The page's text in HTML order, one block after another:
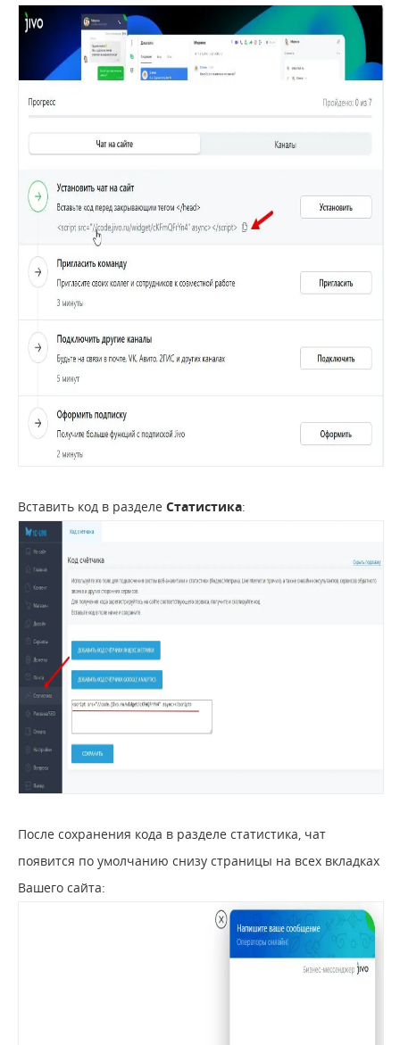
Вставить код в разделе Статистика:
После сохранения кода в разделе статистика, чат
появится по умолчанию снизу страницы на всех вкладках
Вашего сайта: